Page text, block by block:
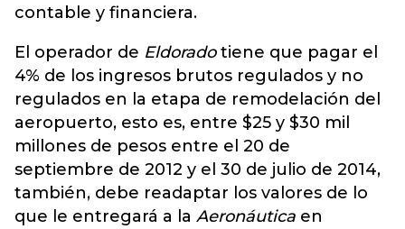
contable y financiera.
El operador de Eldoradotiene que pagar el
4% de los ingresos brutos regulados y no
regulados en la etapa de remodelación del
aeropuerto, esto es, entre $25 y $30 mil
millones de pesos entre el 20 de
septiembre de 2012 y el 30 de julio de 2014,
también, debe readaptar los valores de lo
que le entregará a la Aeronáutica en